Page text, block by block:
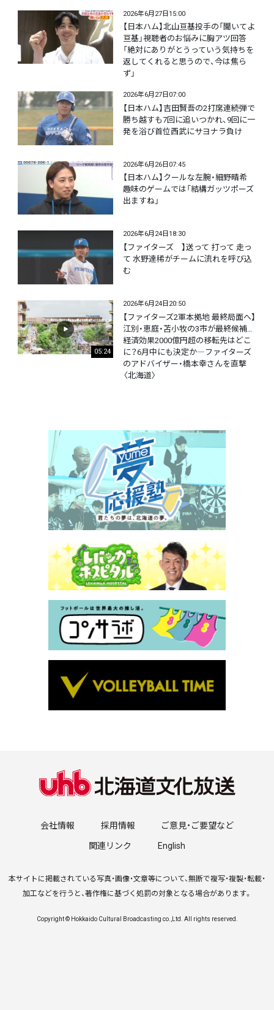
2026年6月27日15:00
【日本ハム】北山亘基投手の「聞いてよ
亘基」視聴者のお悩みに胸アツ回答
「絶対にありがとうっていう気持ちを
返してくれると思うので、今は焦ら
ず」
2026年6月27日07:00
【日本ハム】吉田賢吾の2打席連続弾で
勝ち越すも7回に追いつかれ、9回に一
発を浴び首位西武にサヨナラ負け
2026年6月26日07:45
【日本ハム】クールな左腕・細野晴希
趣味のゲームでは「結構ガッツポーズ
出ますね」
2026年6月24日18:30
【ファイターズ 】送って 打って 走っ
て 水野達稀がチームに流れを呼び込
む
05:24
2026年6月24日20:50
【ファイターズ2軍本拠地 最終局面へ】
江別・恵庭・苫小牧の3市が最終候補…
経済効果2000億円超の移転先はどこ
に？6月中にも決定か―ファイターズ
のアドバイザー・橋本幸さんを直撃
〈北海道〉
会社情報 採用情報 ご意見・ご要望など
関連リンク English
本サイトに掲載されている写真・画像・文章等について、無断で複写・複製・転載・
加工などを行うと、著作権に基づく処罰の対象となる場合があります。
Copyright © Hokkaido Cultural Broadcasting co.,Ltd. All rights reserved.